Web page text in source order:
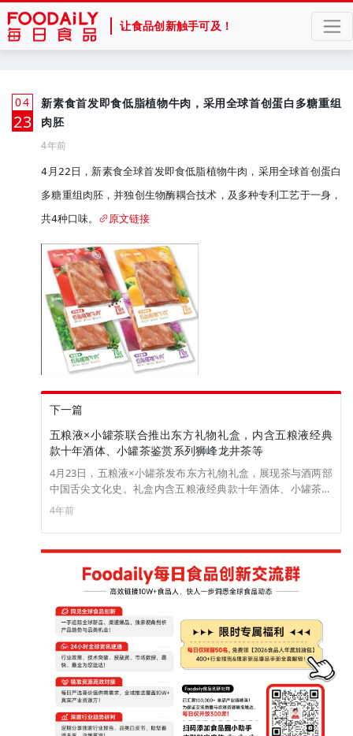
让食品创新触手可及！
04
月
23
新素食首发即食低脂植物牛肉，采用全球首创蛋白多糖重组
肉胚
4年前
4月22日，新素食全球首发即食低脂植物牛肉，采用全球首创蛋白
多糖重组肉胚，并独创生物酶耦合技术，及多种专利工艺于一身，
共4种口味。
原文链接
下一篇
五粮液×小罐茶联合推出东方礼物礼盒，内含五粮液经典
款十年酒体、小罐茶鉴赏系列狮峰龙井茶等
4月23日，五粮液×小罐茶发布东方礼物礼盒，展现茶与酒两部
中国舌尖文化史。礼盒内含五粮液经典款十年酒体、小罐茶鉴
赏系列狮峰龙井茶和瓷包银茶杯/酒杯，奢华尊贵。
4年前